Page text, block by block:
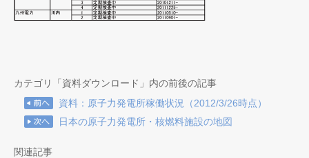
カテゴリ「資料ダウンロード」内の前後の記事
資料：原子力発電所稼働状況（2012/3/26時点）
日本の原子力発電所・核燃料施設の地図
関連記事